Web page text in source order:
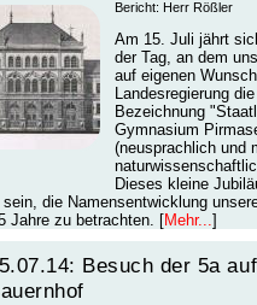
Bericht: Herr Rößler
Am 15. Juli jährt
der Tag, an dem
auf eigenen
Landesregierung
Bezeichnung
Gymnasium
(neusprachlich und
Dieses kleine
die Namensentwicklung
Jahre zu betrachten. [Mehr...]
Besuch der 5a